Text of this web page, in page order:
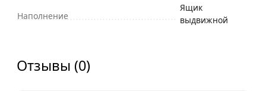
Наполнение
Ящик
выдвижной
Отзывы (0)